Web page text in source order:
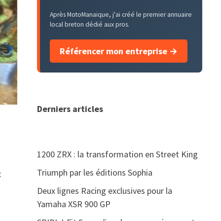
Après MotoManaique, j'ai créé le premier annuaire
local breton dédié aux pros.
Référencer mon entreprise →
Derniers articles
1200 ZRX : la transformation en Street King
Triumph par les éditions Sophia
Deux lignes Racing exclusives pour la
Yamaha XSR 900 GP